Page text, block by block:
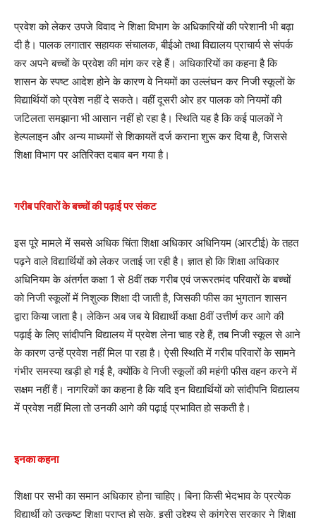
प्रवेश को लेकर उपजे विवाद ने शिक्षा विभाग के अधिकारियों की परेशानी भी बढ़ा
दी है। पालक लगातार सहायक संचालक, बीईओ तथा विद्यालय प्राचार्य से संपर्क
कर अपने बच्चों के प्रवेश की मांग कर रहे हैं। अधिकारियों का कहना है कि
शासन के स्पष्ट आदेश होने के कारण वे नियमों का उल्लंघन कर निजी स्कूलों के
विद्यार्थियों को प्रवेश नहीं दे सकते। वहीं दूसरी ओर हर पालक को नियमों की
जटिलता समझाना भी आसान नहीं हो रहा है। स्थिति यह है कि कई पालकों ने
हेल्पलाइन और अन्य माध्यमों से शिकायतें दर्ज कराना शुरू कर दिया है, जिससे
शिक्षा विभाग पर अतिरिक्त दबाव बन गया है।
गरीब परिवारों के बच्चों की पढ़ाई पर संकट
इस पूरे मामले में सबसे अधिक चिंता शिक्षा अधिकार अधिनियम (आरटीई) के तहत
पढ़ने वाले विद्यार्थियों को लेकर जताई जा रही है। ज्ञात हो कि शिक्षा अधिकार
अधिनियम के अंतर्गत कक्षा 1 से 8वीं तक गरीब एवं जरूरतमंद परिवारों के बच्चों
को निजी स्कूलों में निशुल्क शिक्षा दी जाती है, जिसकी फीस का भुगतान शासन
द्वारा किया जाता है। लेकिन अब जब ये विद्यार्थी कक्षा 8वीं उत्तीर्ण कर आगे की
पढ़ाई के लिए सांदीपनि विद्यालय में प्रवेश लेना चाह रहे हैं, तब निजी स्कूल से आने
के कारण उन्हें प्रवेश नहीं मिल पा रहा है। ऐसी स्थिति में गरीब परिवारों के सामने
गंभीर समस्या खड़ी हो गई है, क्योंकि वे निजी स्कूलों की महंगी फीस वहन करने में
सक्षम नहीं हैं। नागरिकों का कहना है कि यदि इन विद्यार्थियों को सांदीपनि विद्यालय
में प्रवेश नहीं मिला तो उनकी आगे की पढ़ाई प्रभावित हो सकती है।
इनका कहना
शिक्षा पर सभी का समान अधिकार होना चाहिए। बिना किसी भेदभाव के प्रत्येक
विद्यार्थी को उत्कृष्ट शिक्षा प्राप्त हो सके, इसी उद्देश्य से कांग्रेस सरकार ने शिक्षा